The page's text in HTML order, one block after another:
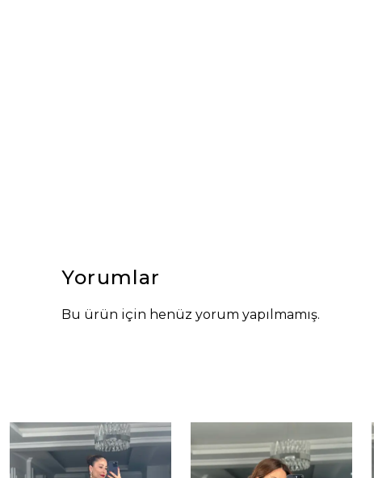
Yorumlar
Bu ürün için henüz yorum yapılmamış.